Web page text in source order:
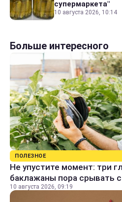
супермаркета"
10 августа 2026, 10:14
Больше интересного
ПОЛЕЗНОЕ
Не упустите момент: три
баклажаны пора срывать
10 августа 2026, 09:19